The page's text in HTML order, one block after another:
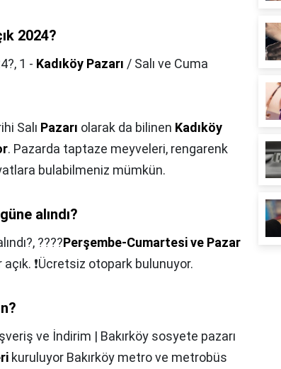
2024?
1 - Kadıköy Pazarı / Salı ve Cuma
Salı Pazarı olarak da bilinen Kadıköy
. Pazarda taptaze meyveleri, rengarenk
bulabilmeniz mümkün.
alındı?
????️Perşembe-Cumartesi ve Pazar
❗️Ücretsiz otopark bulunuyor.
ve İndirim | Bakırköy sosyete pazarı
kuruluyor Bakırköy metro ve metrobüs